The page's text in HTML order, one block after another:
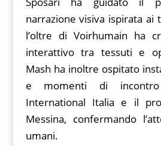
narrazione visiva ispirata ai
l’oltre di Voirhumain ha
interattivo tra tessuti e
Mash ha inoltre ospitato
e momenti di
International Italia e il
Messina, confermando
umani.